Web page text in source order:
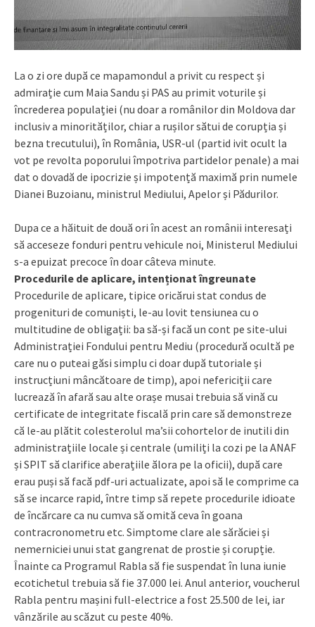
La o zi ore după ce mapamondul a privit cu respect și
admirație cum Maia Sandu și PAS au primit voturile și
încrederea populației (nu doar a românilor din Moldova dar
inclusiv a minorităților, chiar a rușilor sătui de corupția și
bezna trecutului), în România, USR-ul (partid ivit ocult la
vot pe revolta poporului împotriva partidelor penale) a mai
dat o dovadă de ipocrizie și impotență maximă prin numele
Dianei Buzoianu, ministrul Mediului, Apelor și Pădurilor.
Dupa ce a hăituit de două ori în acest an românii interesați
să acceseze fonduri pentru vehicule noi, Ministerul Mediului
s-a epuizat precoce în doar câteva minute.
Procedurile de aplicare, intenționat îngreunate
Procedurile de aplicare, tipice oricărui stat condus de
progenituri de comuniști, le-au lovit tensiunea cu o
multitudine de obligații: ba să-și facă un cont pe site-ului
Administrației Fondului pentru Mediu (procedură ocultă pe
care nu o puteai găsi simplu ci doar după tutoriale și
instrucțiuni mâncătoare de timp), apoi nefericiții care
lucrează în afară sau alte orașe musai trebuia să vină cu
certificate de integritate fiscală prin care să demonstreze
că le-au plătit colesterolul ma’sii cohortelor de inutili din
administrațiile locale și centrale (umiliți la cozi pe la ANAF
și SPIT să clarifice aberațiile ălora pe la oficii), după care
erau puși să facă pdf-uri actualizate, apoi să le comprime ca
să se incarce rapid, între timp să repete procedurile idioate
de încărcare ca nu cumva să omită ceva în goana
contracronometru etc. Simptome clare ale sărăciei și
nemerniciei unui stat gangrenat de prostie și corupție.
Înainte ca Programul Rabla să fie suspendat în luna iunie
ecotichetul trebuia să fie 37.000 lei. Anul anterior, voucherul
Rabla pentru mașini full-electrice a fost 25.500 de lei, iar
vânzările au scăzut cu peste 40%.